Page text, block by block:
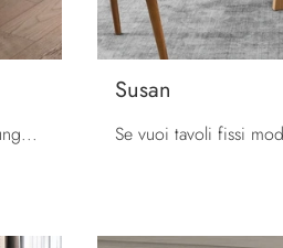
Se vuoi tavoli design da pranzo, scopri i modelli allungabili di Calligaris: clicca e scopri il modello Tango in ceramica.
Susan